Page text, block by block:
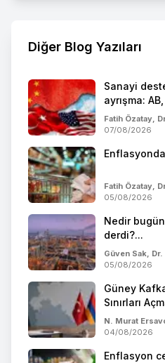
Diğer Blog Yazıları
Sanayi
ayrışma:
Fatih Özatay,
07/08/2026
Fatih Özatay,
05/08/2026
Nedir
derdi?...
Güven Sak, Dr.
05/08/2026
Güney
Sınırları
N. Murat
04/08/2026
Enflasyon